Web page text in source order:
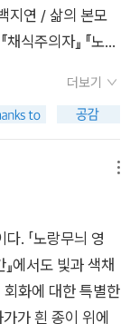
붉은 연등과 사
그는 자신이 언젠
기억했다. 하지만
아름답게 느껴질
이제 여덟살인 선
해할 수 없었다.
리고 현실에 허무
연을 끊고 깨달
것은, 순서 없이
을 때 그것을 잠자
를 찬찬히 헤아리
으면서 이런 내
아니라는 마음. 그
을 가득 채운 고통
살아가고 있는
으며 한강의 소설
」에서 등장한
먹그림을 불러왔
을 기다리는 이미
. 나도 모르게 떨리
목한 곳, 어떤 장
부터 외로운 존재
‘질병 통역사’를
에 대한 관심이
. 그는 언어를 통
결하고 그 자신만
이 되길” 꿈꾸었
어는 말할 것도 없
리아어로 대화하
그것은 실패의 징
실제로는 사랑이
을 미친다. 외삼촌
알아보고 아버지를
한 아이가 된건
행동이었을까?
, 나 말고는 아무
는 것인가? 가령
리는 것이 진실
외삼촌은 군대시
아가는데, 주인공
이 없었다. 가면속
나 오른손을 감추
지연 / 삶의 본모
식주의자』 『노랑
별하지 않는다』
한 시간이고 두 시
습니다. 거의 남자
눈물을 글썽이
탄식한 적도 있습
서 총 맞던 데……'
도 안 변했지, 다
더보기
. 「노랑무늬 영
』에서도 빛과 색채
화에 대한 특별한
가 흰 종이 위에